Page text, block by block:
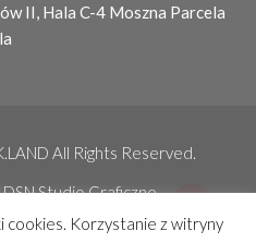
II, Hala C-4 Moszna Parcela
All Rights Reserved.
DSN Studio Graficzne
cookies. Korzystanie z witryny